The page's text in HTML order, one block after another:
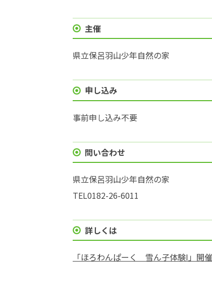
主催
県立保呂羽山少年自然の家
申し込み
事前申し込み不要
問い合わせ
県立保呂羽山少年自然の家
TEL0182-26-6011
詳しくは
「ほろわんぱーく 雪ん子体験Ⅰ」開